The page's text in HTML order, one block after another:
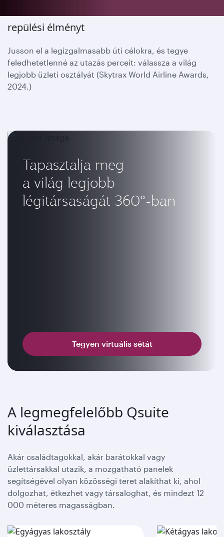
repülési élményt
Jusson el a legizgalmasabb úti célokra, és tegye
feledhetetlenné az utazás perceit: válassza a világ
legjobb üzleti osztályát (Skytrax World Airline Awards,
2024.)
Tapasztalja meg
a világ legjobb
légitársaságát 360°-ban
Tegyen virtuális sétát
A legmegfelelőbb Qsuite
kiválasztása
Akár családtagokkal, akár barátokkal vagy
üzlettársakkal utazik, a mozgatható panelek
segítségével olyan közösségi teret alakíthat ki, ahol
dolgozhat, étkezhet vagy társaloghat, és mindezt 12
000 méteres magasságban.